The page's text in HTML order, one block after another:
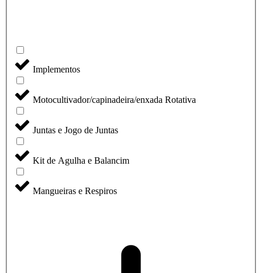
Implementos
Motocultivador/capinadeira/enxada Rotativa
Juntas e Jogo de Juntas
Kit de Agulha e Balancim
Mangueiras e Respiros